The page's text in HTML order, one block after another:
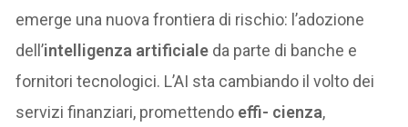
emerge una nuova frontiera di rischio: l’adozione
dell’intelligenza artificiale da parte di banche e
fornitori tecnologici. L’AI sta cambiando il volto dei
servizi finanziari, promettendo effi- cienza,